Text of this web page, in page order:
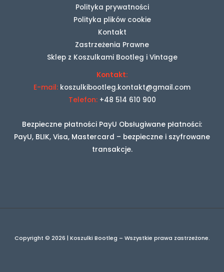
Polityka prywatności
Polityka plików cookie
Kontakt
Zastrzeżenia Prawne
Sklep z Koszulkami Bootleg i Vintage
Kontakt:
E-mail: koszulkibootleg.kontakt@gmail.com
Telefon: +48 514 610 900
Bezpieczne płatności PayU Obsługiwane płatności:
PayU, BLIK, Visa, Mastercard – bezpieczne i szyfrowane
transakcje.
Copyright © 2026 | Koszulki Bootleg – Wszystkie prawa zastrzeżone.